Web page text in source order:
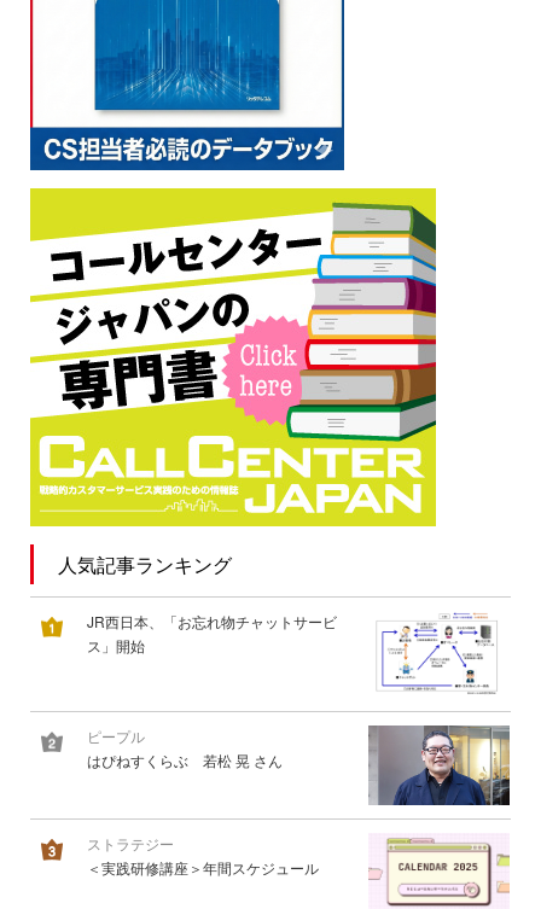
人気記事ランキング
JR西日本、「お忘れ物チャットサービ
ス」開始
ピープル
はぴねすくらぶ 若松 晃 さん
ストラテジー
＜実践研修講座＞年間スケジュール